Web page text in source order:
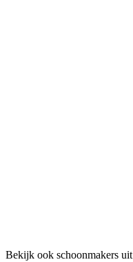
Bekijk ook schoonmakers uit